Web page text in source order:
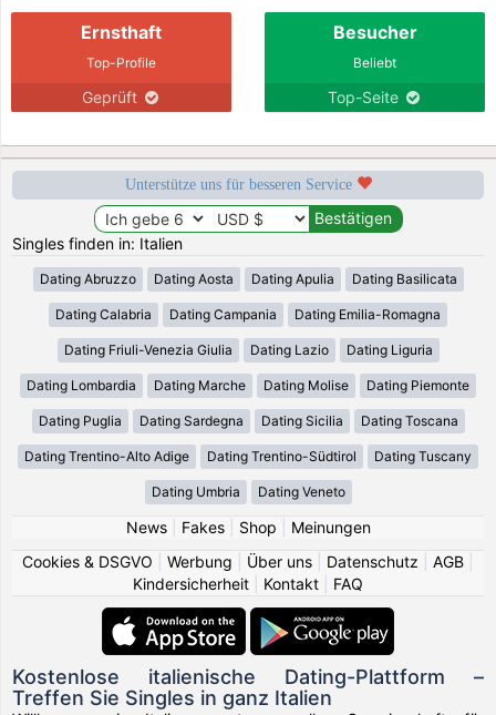
Ernsthaft
Top-Profile
Geprüft
Besucher
Beliebt
Top-Seite
Unterstütze uns für besseren Service
Singles finden in: Italien
Dating Abruzzo Dating Aosta Dating Apulia Dating Basilicata
Dating Calabria Dating Campania Dating Emilia-Romagna
Dating Friuli-Venezia Giulia Dating Lazio Dating Liguria
Dating Lombardia Dating Marche Dating Molise Dating Piemonte
Dating Puglia Dating Sardegna Dating Sicilia Dating Toscana
Dating Trentino-Alto Adige Dating Trentino-Südtirol Dating Tuscany
Dating Umbria Dating Veneto
News| Fakes| Shop
Meinungen
Cookies & DSGVO
Werbung Über uns Datenschutz AGB
Kindersicherheit
Kontakt FAQ
Kostenlose italienische Dating-Plattform –
Treffen Sie Singles in ganz Italien